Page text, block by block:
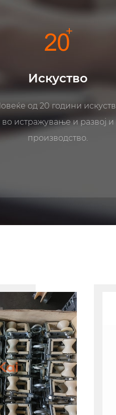
Професионален
јаже блок, блок за
алат за возење јаже.